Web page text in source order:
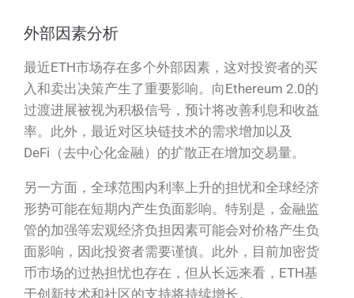
外部因素分析
最近ETH市场存在多个外部因素，这对投资者的买
入和卖出决策产生了重要影响。向Ethereum 2.0的
过渡进展被视为积极信号，预计将改善利息和收益
率。此外，最近对区块链技术的需求增加以及
DeFi（去中心化金融）的扩散正在增加交易量。
另一方面，全球范围内利率上升的担忧和全球经济
形势可能在短期内产生负面影响。特别是，金融监
管的加强等宏观经济负担因素可能会对价格产生负
面影响，因此投资者需要谨慎。此外，目前加密货
币市场的过热担忧也存在，但从长远来看，ETH基
于创新技术和社区的支持将持续增长。